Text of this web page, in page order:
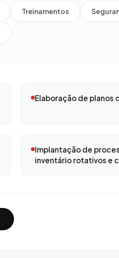
Treinamentos
Elaboração de planos
Implantação de
inventário rotativos e